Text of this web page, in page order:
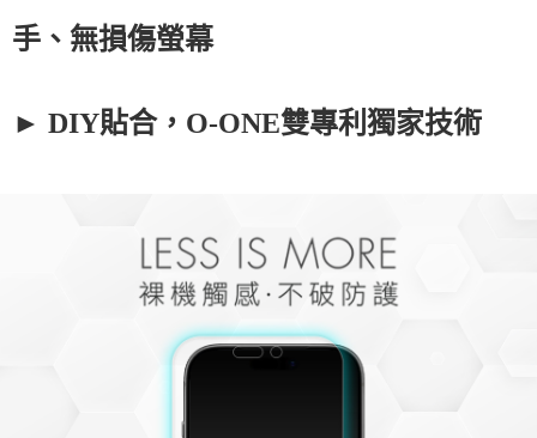
手、無損傷螢幕
► DIY貼合，O-ONE雙專利獨家技術